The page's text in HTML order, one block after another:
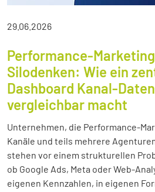
29.06.2026
Performance-
Silodenken: Wie ein
Dashboard Kanal-
vergleichbar macht
Unternehmen, die Performance-
Kanäle und teils mehrere
stehen vor einem strukturellen
ob Google Ads, Meta oder Web-
eigenen Kennzahlen, in eigenen